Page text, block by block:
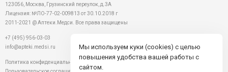
123056, Москва, Грузинский переулок, д.3А
Лицензия: №ЛО-77-02-009813 от 30.10.2018 г
2011-2021 @ Аптеки.Медси. Все права защищены
+7 (495) 956-03-03
info@apteki.medsi.ru
Политика конфиденциальности
Мы используем куки (cookies) с целью
повышения удобства вашей работы с
сайтом.